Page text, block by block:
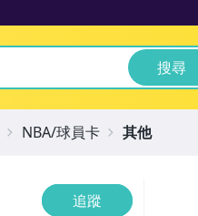
搜尋
追蹤
NBA/球員卡 其他